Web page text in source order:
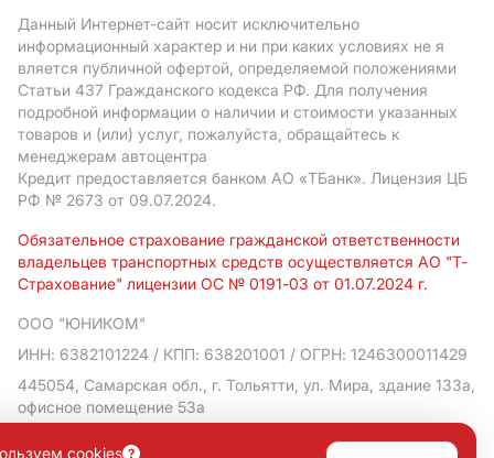
Данный Интернет-сайт носит исключительно
информационный характер и ни при каких условиях не я
вляется публичной офертой, определяемой положениями
Статьи 437 Гражданского кодекса РФ. Для получения
подробной информации о наличии и стоимости указанных
товаров и (или) услуг, пожалуйста, обращайтесь к
менеджерам автоцентра
Кредит предоставляется банком АO «ТБанк». Лицензия ЦБ
РФ № 2673 от 09.07.2024.
Обязательное страхование гражданской ответственности
владельцев транспортных средств осуществляется АО "Т-
Страхование" лицензии ОС № 0191-03 от 01.07.2024 г.
ООО "ЮНИКОМ"
ИНН: 6382101224 / КПП: 638201001 / ОГРН: 1246300011429
445054, Самарская обл., г. Тольятти, ул. Мира, здание 133а,
офисное помещение 53а
Политика в отношении обработки персональных данных
cookies